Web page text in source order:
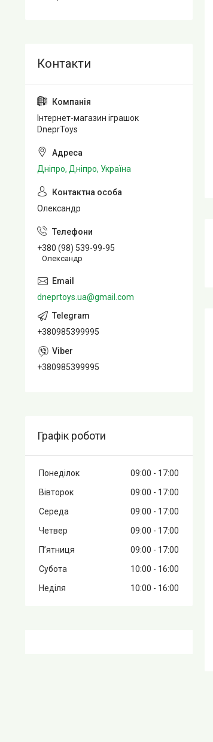
Інтернет-магазин іграшок
DneprToys
Дніпро, Дніпро, Україна
Олександр
+380 (98) 539-99-95
Олександр
dneprtoys.ua@gmail.com
+380985399995
+380985399995
Графік роботи
Понеділок 09:00
17:00
Вівторок
09:00
17:00
Середа
09:00
17:00
Четвер
09:00
17:00
Пʼятниця
09:00
17:00
Субота
10:00
16:00
Неділя
10:00 16:00